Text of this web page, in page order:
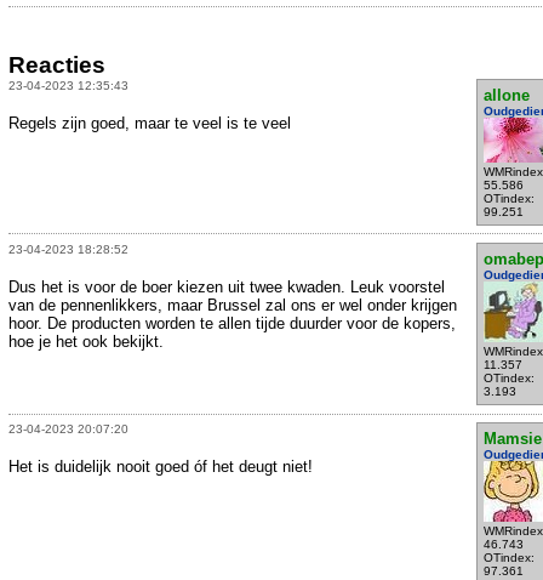
Reacties
23-04-2023 12:35:43
allone
55.586
OTindex:
99.251
Regels zijn goed, maar te veel is te veel
23-04-2023 18:28:52
omabep
11.357
OTindex:
3.193
Dus het is voor de boer kiezen uit twee kwaden. Leuk voorstel
van de pennenlikkers, maar Brussel zal ons er wel onder krijgen
hoor. De producten worden te allen tijde duurder voor de kopers,
hoe je het ook bekijkt.
23-04-2023 20:07:20
Mamsie
46.743
OTindex:
97.361
Het is duidelijk nooit goed óf het deugt niet!